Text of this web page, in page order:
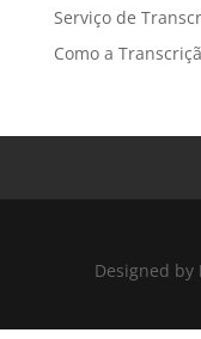
Serviço de
Como a
Designed by